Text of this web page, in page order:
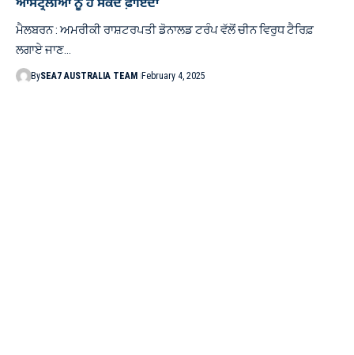
ਆਸਟ੍ਰੇਲੀਆ ਨੂੰ ਹੋ ਸਕਦੈ ਫ਼ਾਇਦਾ
ਮੈਲਬਰਨ : ਅਮਰੀਕੀ ਰਾਸ਼ਟਰਪਤੀ ਡੋਨਾਲਡ ਟਰੰਪ ਵੱਲੋਂ ਚੀਨ ਵਿਰੁਧ ਟੈਰਿਫ਼
ਲਗਾਏ ਜਾਣ…
BySEA7 AUSTRALIA TEAM February 4, 2025